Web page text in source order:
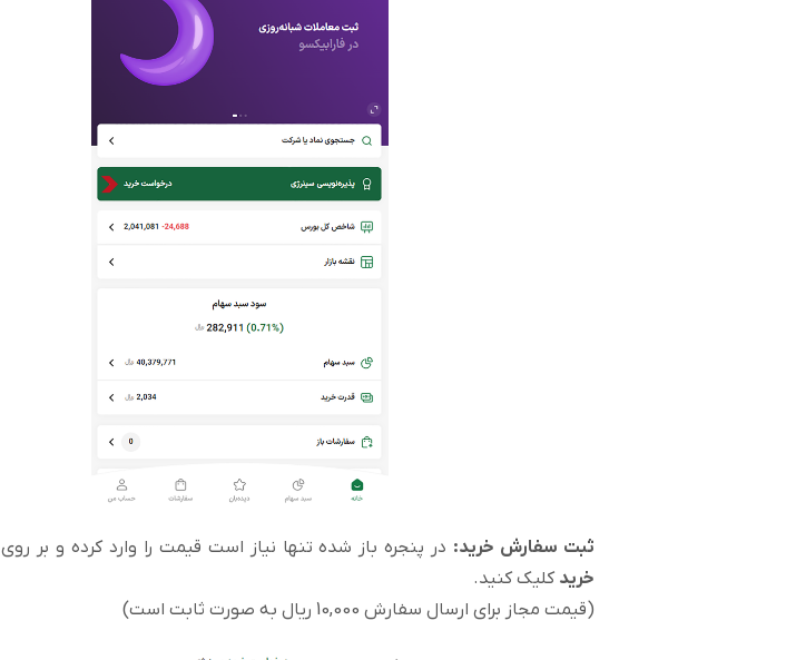
ثبت سفارش خرید: در پنجره باز شده تنها نیاز است قیمت را وارد کرده و بر روی
خرید کلیک کنید.
(قیمت مجاز برای ارسال سفارش 10,000 ریال به صورت ثابت است)